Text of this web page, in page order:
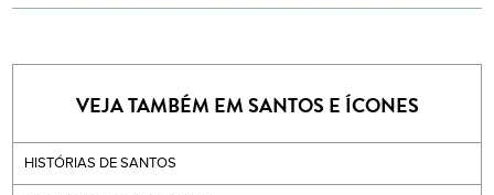
VEJA TAMBÉM EM SANTOS E ÍCONES
HISTÓRIAS DE SANTOS